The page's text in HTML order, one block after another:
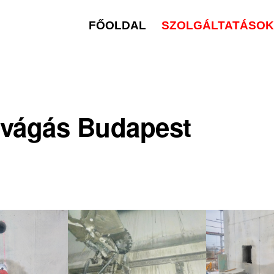
FŐOLDAL
Budapest